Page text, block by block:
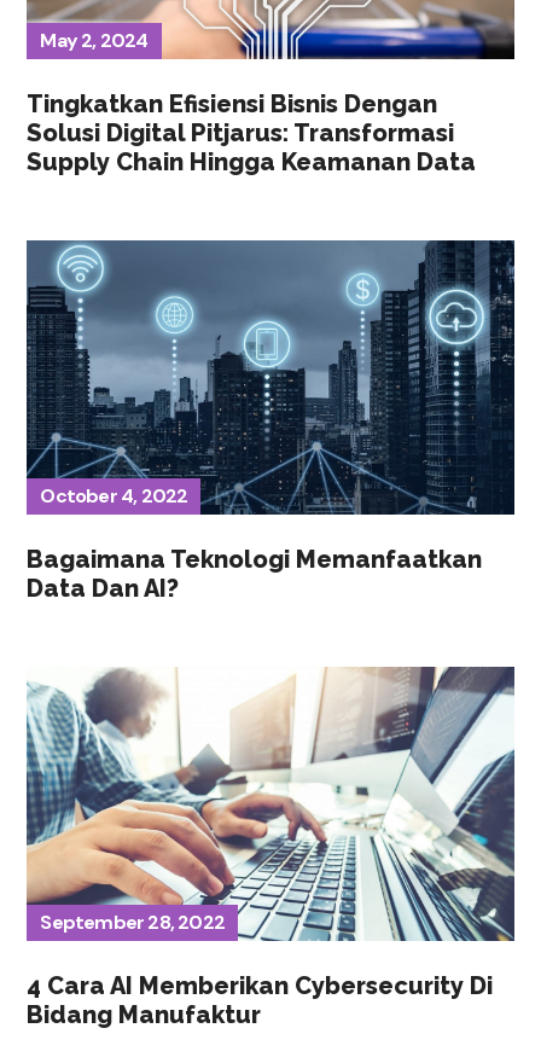
May 2, 2024
Tingkatkan Efisiensi Bisnis Dengan
Solusi Digital Pitjarus: Transformasi
Supply Chain Hingga Keamanan Data
October 4, 2022
Bagaimana Teknologi Memanfaatkan
Data Dan AI?
September 28, 2022
4 Cara AI Memberikan Cybersecurity Di
Bidang Manufaktur